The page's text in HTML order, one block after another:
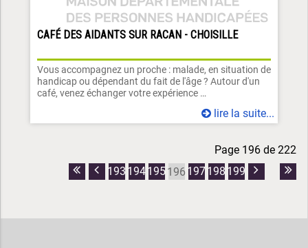
CAFÉ DES AIDANTS SUR RACAN - CHOISILLE
Vous accompagnez un proche : malade, en situation de
handicap ou dépendant du fait de l'âge ? Autour d'un
café, venez échanger votre expérience …
lire la suite...
Page 196 de 222
Première
Page
193 194 195 196 197 198 199
Page